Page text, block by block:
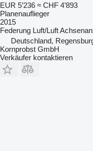
EUR 5’236 ≈ CHF 4’893
Planenauflieger
2015
Federung Luft/Luft
Deutschland,
Kornprobst GmbH
Verkäufer kontaktieren